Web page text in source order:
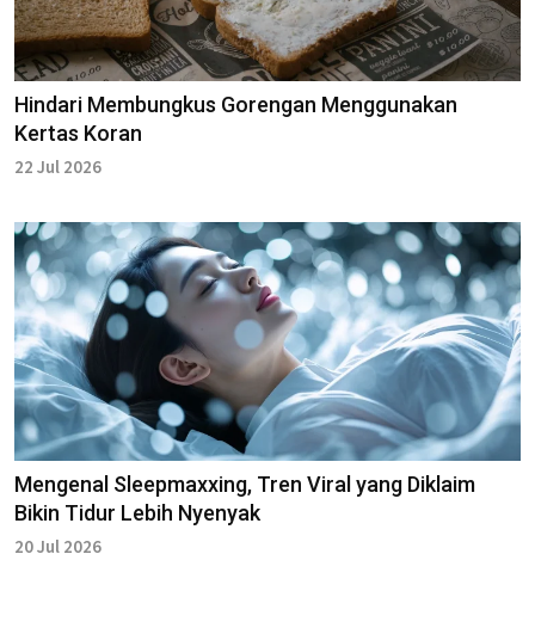
Hindari Membungkus Gorengan Menggunakan
Kertas Koran
22 Jul 2026
Mengenal Sleepmaxxing, Tren Viral yang Diklaim
Bikin Tidur Lebih Nyenyak
20 Jul 2026